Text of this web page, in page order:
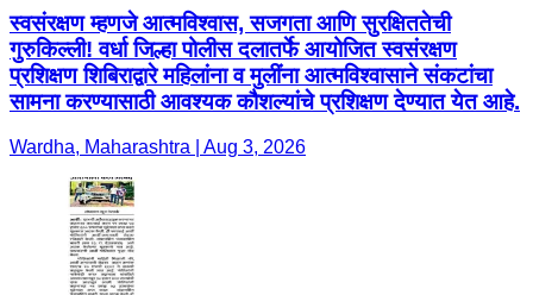
स्वसंरक्षण म्हणजे आत्मविश्वास, सजगता आणि सुरक्षिततेची
गुरुकिल्ली! वर्धा जिल्हा पोलीस दलातर्फे आयोजित स्वसंरक्षण
प्रशिक्षण शिबिराद्वारे महिलांना व मुलींना आत्मविश्वासाने संकटांचा
सामना करण्यासाठी आवश्यक कौशल्यांचे प्रशिक्षण देण्यात येत आहे.
Wardha, Maharashtra | Aug 3, 2026